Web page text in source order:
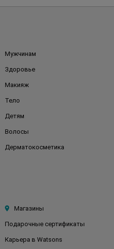
Мужчинам
Здоровье
Макияж
Тело
Детям
Волосы
Дерматокосметика
Магазины
Подарочные сертификаты
Карьера в Watsons